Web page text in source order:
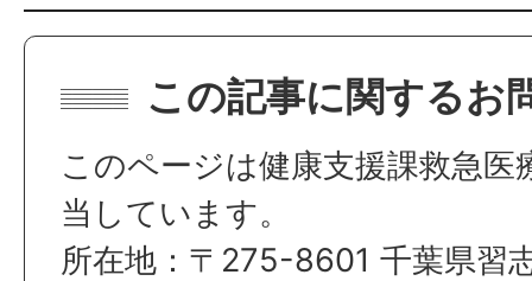
この記事に関するお
このページは健康支援課救急医
当しています。
所在地：〒275-8601 千葉県習